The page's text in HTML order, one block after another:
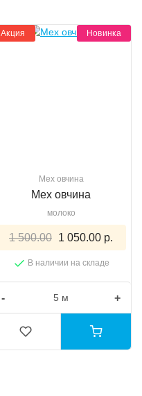
Акция Новинка
Мех овчина
Мех овчина
молоко
1 500.00 1 050.00 р.
В наличии на складе
- +